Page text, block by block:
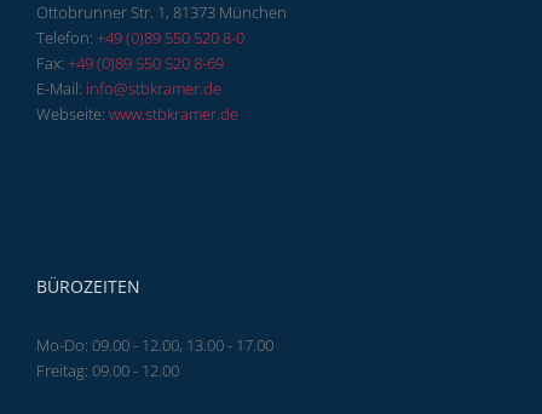
Ottobrunner Str. 1, 81373 München
Telefon: +49 (0)89 550 520 8-0
Fax: +49 (0)89 550 520 8-69
E-Mail: info@stbkramer.de
Webseite: www.stbkramer.de
BÜROZEITEN
Mo-Do: 09.00 - 12.00, 13.00 - 17.00
Freitag: 09.00 - 12.00